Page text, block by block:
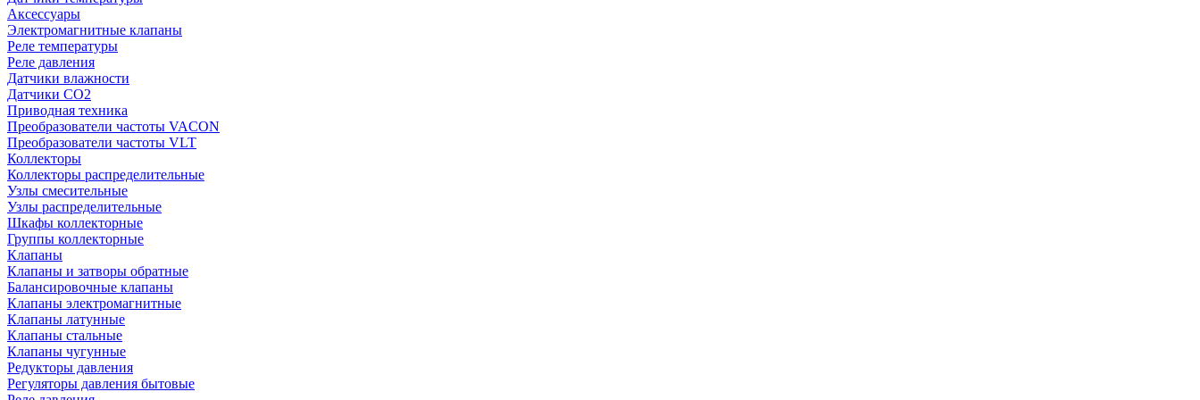
Аксессуары
Электромагнитные клапаны
Реле температуры
Реле давления
Датчики влажности
Датчики CO2
Приводная техника
Преобразователи частоты VACON
Преобразователи частоты VLT
Коллекторы
Коллекторы распределительные
Узлы смесительные
Узлы распределительные
Шкафы коллекторные
Группы коллекторные
Клапаны
Клапаны и затворы обратные
Балансировочные клапаны
Клапаны электромагнитные
Клапаны латунные
Клапаны стальные
Клапаны чугунные
Редукторы давления
Регуляторы давления бытовые